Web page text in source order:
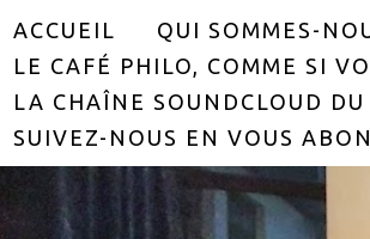
ACCUEIL QUI SOMMES-
LE CAFÉ PHILO, COMME SI
LA CHAÎNE SOUNDCLOUD DU
SUIVEZ-NOUS EN VOUS